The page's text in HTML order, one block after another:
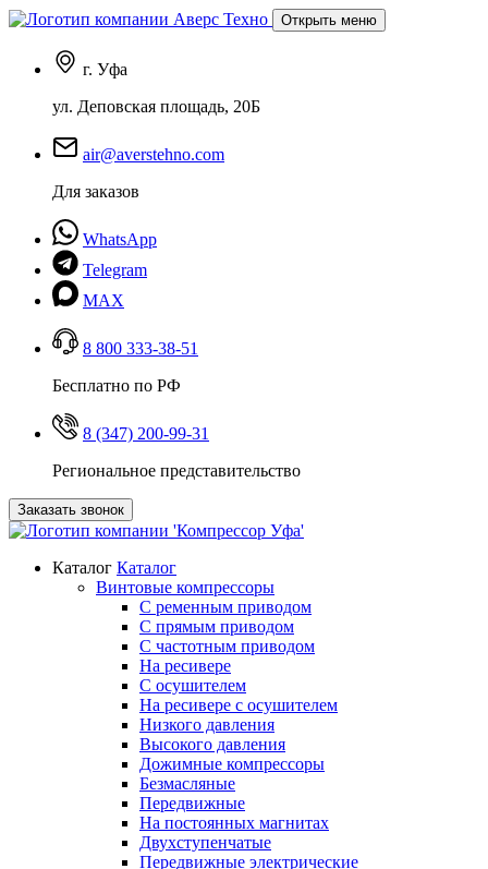
Открыть меню
г. Уфа
ул. Деповская площадь, 20Б
air@averstehno.com
Для заказов
WhatsApp
Telegram
MAX
8 800 333-38-51
Бесплатно по РФ
8 (347) 200-99-31
Региональное представительство
Заказать звонок
Каталог Каталог
Винтовые компрессоры
С ременным приводом
С прямым приводом
С частотным приводом
На ресивере
С осушителем
На ресивере с осушителем
Низкого давления
Высокого давления
Дожимные компрессоры
Безмасляные
Передвижные
На постоянных магнитах
Двухступенчатые
Передвижные электрические